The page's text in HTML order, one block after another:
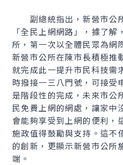
副總統指出，新營市公
「全民上網網路」，據了
所，第一次以全體民眾為網
新營市公所在陳市長積極推
就完成此一提升市民科技需
時撥接一三八門號，可接受
是階段性的完成，未來市公
民免費上網的網處，讓家中
會能夠享受到上網的便利，
施政值得鼓勵與支持。這不
的創新，更顯示新營市公所
端。